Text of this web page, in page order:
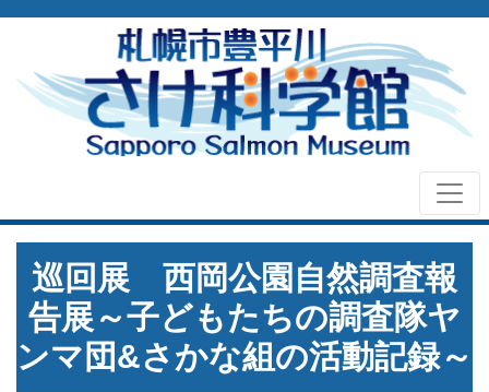
巡回展 西岡公園自然調査報
告展～子どもたちの調査隊ヤ
ンマ団&さかな組の活動記録～